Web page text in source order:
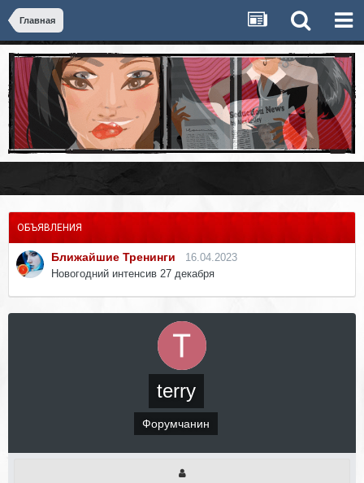
Главная
ОБЪЯВЛЕНИЯ
Ближайшие Тренинги
16.04.2023
Новогодний интенсив 27 декабря
terry
Форумчанин